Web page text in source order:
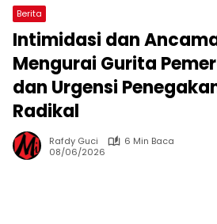
Berita
Intimidasi dan
Mengurai Gurita
dan Urgensi
Radikal
Rafdy Guci
6 Min Baca
08/06/2026